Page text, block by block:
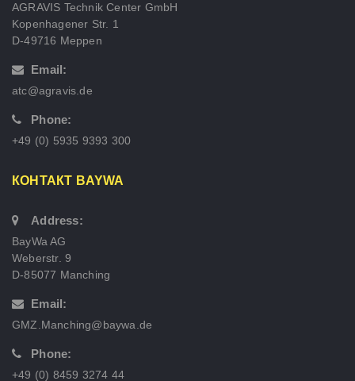
AGRAVIS Technik Center GmbH
Kopenhagener Str. 1
D-49716 Meppen
Email:
atc@agravis.de
Phone:
+49 (0) 5935 9393 300
КОНТАКТ BAYWA
Address:
BayWa AG
Weberstr. 9
D-85077 Manching
Email:
GMZ.Manching@baywa.de
Phone:
+49 (0) 8459 3274 44